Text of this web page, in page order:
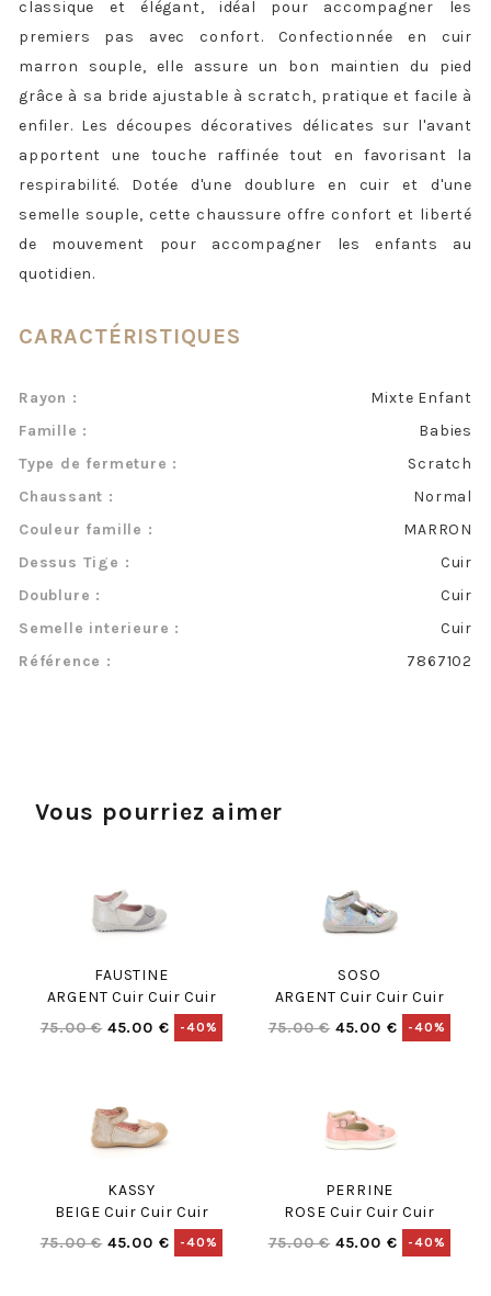
classique et élégant, idéal pour accompagner les
premiers pas avec confort. Confectionnée en cuir
marron souple, elle assure un bon maintien du pied
grâce à sa bride ajustable à scratch, pratique et facile à
enfiler. Les découpes décoratives délicates sur l'avant
apportent une touche raffinée tout en favorisant la
respirabilité. Dotée d'une doublure en cuir et d'une
semelle souple, cette chaussure offre confort et liberté
de mouvement pour accompagner les enfants au
quotidien.
CARACTÉRISTIQUES
Rayon :
Mixte Enfant
Famille :
Babies
Type de fermeture :
Scratch
Chaussant :
Normal
Couleur famille :
MARRON
Dessus Tige :
Cuir
Doublure :
Cuir
Semelle interieure :
Cuir
Référence :
7867102
Vous pourriez aimer
FAUSTINE
ARGENT Cuir Cuir Cuir
75.00 € 45.00 € -40%
SOSO
ARGENT Cuir Cuir Cuir
75.00 € 45.00 € -40%
KASSY
BEIGE Cuir Cuir Cuir
75.00 € 45.00 € -40%
PERRINE
ROSE Cuir Cuir Cuir
75.00 € 45.00 € -40%